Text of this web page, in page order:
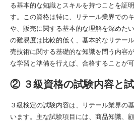
る基本的な知識とスキルを持つことを証
す。この資格は特に、リテール業界での
や、販売に関する基本的な理解を深めた
の難易度は比較的低く、基本的なリテー
売技術に関する基礎的な知識を問う内容
な学習と準備を行えば、合格することが可
② ３級資格の試験内容と
３級検定の試験内容は、リテール業界の
います。主な試験項目には、商品知識、